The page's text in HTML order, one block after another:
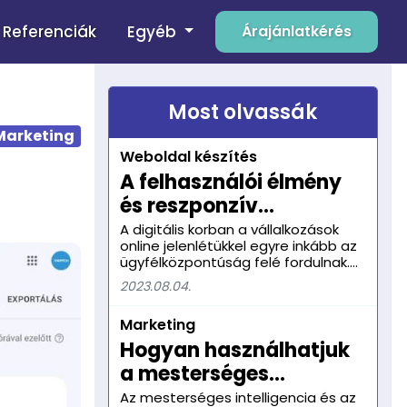
Referenciák Egyéb Árajánlatkérés
Most olvassák
Weboldal készítés
A felhasználói élmény
és reszponzív
webdesign: Hogyan
befolyásolja az
ügyfélkonverziókat?
A digitális korban a vállalkozások
online jelenlétükkel egyre inkább az
ügyfélközpontúság felé fordulnak.
Az interneten való versenyfutásban
kulcsfontosságú, hogy a weboldalak
legyenek, hanem valódi élményt és
hasznos tartalmat nyújtsanak a
látogatóknak. A felhasználói élmény
és a reszponzív webdesign
kombinációja ma már nemcsak,
2023.08.04.
Marketing
Hogyan használhatjuk
a mesterséges
intelligenciát és az
Az mesterséges intelligencia és az